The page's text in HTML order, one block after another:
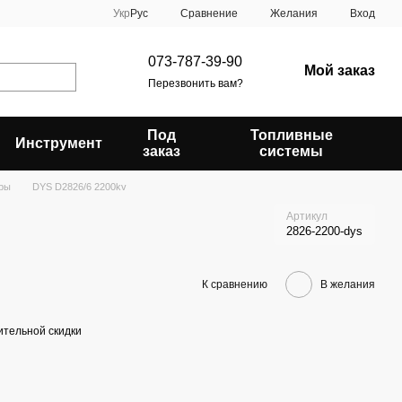
Укр Рус Сравнение Желания Вход
073-787-39-90
Перезвонить вам?
Мой заказ
Инструмент
Под
заказ
Топливные
системы
DYS D2826/6 2200kv
Артикул
2826-2200-dys
К сравнению В желания
скидки